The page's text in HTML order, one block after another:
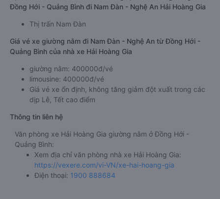
Đồng Hới - Quảng Bình đi Nam Đàn - Nghệ An Hải Hoàng Gia
Thị trấn Nam Đàn
Giá vé xe giường nằm đi Nam Đàn - Nghệ An từ Đồng Hới -
Quảng Bình của nhà xe Hải Hoàng Gia
giường nằm: 400000đ/vé
limousine: 400000đ/vé
Giá vé xe ổn định, không tăng giảm đột xuất trong các
dịp Lễ, Tết cao điểm
Thông tin liên hệ
Văn phòng xe Hải Hoàng Gia giường nằm ở Đồng Hới -
Quảng Bình:
Xem địa chỉ văn phòng nhà xe Hải Hoàng Gia:
https://vexere.com/vi-VN/xe-hai-hoang-gia
Điện thoại: 1900 888684